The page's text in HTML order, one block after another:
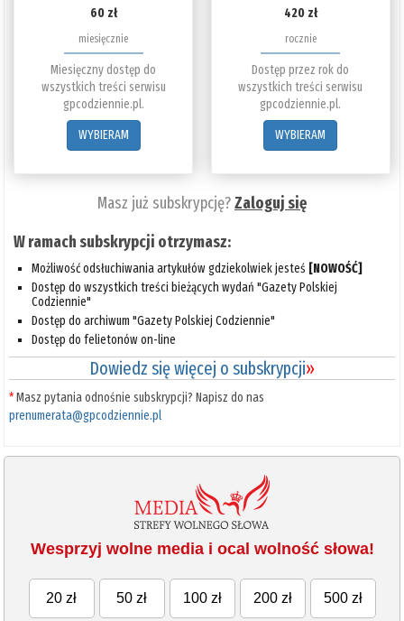
60 zł
miesięcznie
Miesięczny dostęp do
wszystkich treści serwisu
gpcodziennie.pl.
WYBIERAM
420 zł
rocznie
Dostęp przez rok do
wszystkich treści serwisu
gpcodziennie.pl.
WYBIERAM
Masz już subskrypcję?Zaloguj się
W ramach subskrypcji otrzymasz:
Możliwość odsłuchiwania artykułów gdziekolwiek jesteś [NOWOŚĆ]
Dostęp do wszystkich treści bieżących wydań "Gazety Polskiej
Codziennie"
Dostęp do archiwum "Gazety Polskiej Codziennie"
Dostęp do felietonów on-line
Dowiedz się więcej o subskrypcji»
*Masz pytania odnośnie subskrypcji? Napisz do nas
prenumerata@gpcodziennie.pl
Wesprzyj wolne media i ocal wolność słowa!
20 zł 50 zł 100 zł 200 zł 500 zł